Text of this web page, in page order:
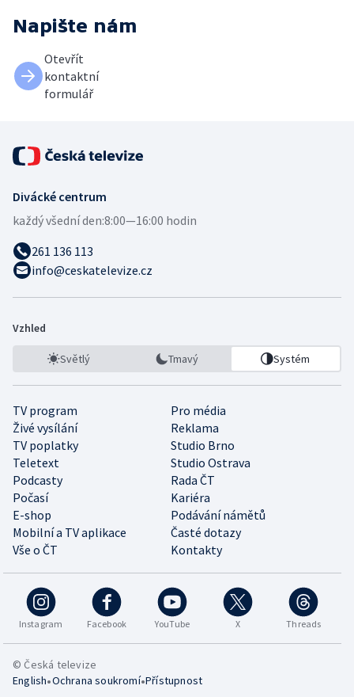
Napište nám
Otevřít
kontaktní
formulář
Divácké centrum
každý všední den:8:00—16:00 hodin
261 136 113
info@ceskatelevize.cz
Vzhled
Světlý Tmavý Systém
TV program
Pro média
Živé vysílání
Reklama
TV poplatky
Studio Brno
Teletext
Studio Ostrava
Podcasty
Rada ČT
Počasí
Kariéra
E-shop
Podávání námětů
Mobilní a TV aplikace
Časté dotazy
Vše o ČT
Kontakty
Instagram Facebook YouTube X Threads
© Česká televize
English•Ochrana soukromí•Přístupnost